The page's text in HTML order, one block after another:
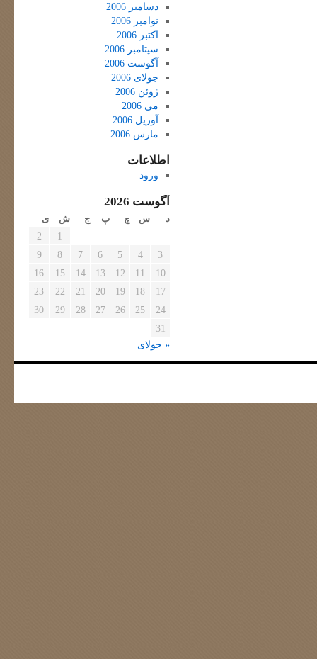
دسامبر 2006
نوامبر 2006
اکتبر 2006
سپتامبر 2006
آگوست 2006
جولای 2006
ژوئن 2006
می 2006
آوریل 2006
مارس 2006
اطلاعات
ورود
آگوست 2026
د س چ پ ج ش ی
1
2
3
4
5
6
7
8
9
10
11
12
13
14
15
16
17
18
19
20
21
22
23
24
25
26
27
28
29
30
31
« جولای